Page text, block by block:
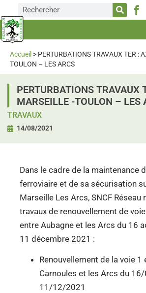
Accueil > PERTURBATIONS TRAVAUX TER :
TOULON – LES ARCS
PERTURBATIONS TRAVAUX
MARSEILLE -TOULON – LES
TRAVAUX
14/08/2021
Dans le cadre de la maintenance
ferroviaire et de sa sécurisation
Marseille Les Arcs, SNCF Réseau
travaux de renouvellement de
entre Aubagne et les Arcs du 16
11 décembre 2021 :
Renouvellement de la voie 1
Carnoules et les Arcs du
11/12/2021